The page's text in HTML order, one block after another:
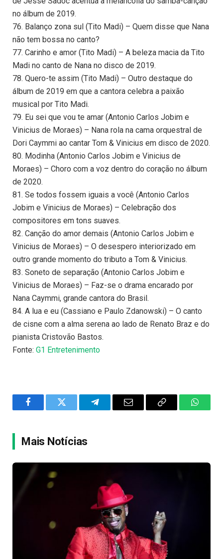
no álbum de 2019.
76. Balanço zona sul (Tito Madi) – Quem disse que Nana
não tem bossa no canto?
77. Carinho e amor (Tito Madi) – A beleza macia da Tito
Madi no canto de Nana no disco de 2019.
78. Quero-te assim (Tito Madi) – Outro destaque do
álbum de 2019 em que a cantora celebra a paixão
musical por Tito Madi.
79. Eu sei que vou te amar (Antonio Carlos Jobim e
Vinicius de Moraes) – Nana rola na cama orquestral de
Dori Caymmi ao cantar Tom & Vinicius em disco de 2020.
80. Modinha (Antonio Carlos Jobim e Vinicius de
Moraes) – Choro com a voz dentro do coração no álbum
de 2020.
81. Se todos fossem iguais a você (Antonio Carlos
Jobim e Vinicius de Moraes) – Celebração dos
compositores em tons suaves.
82. Canção do amor demais (Antonio Carlos Jobim e
Vinicius de Moraes) – O desespero interiorizado em
outro grande momento do tributo a Tom & Vinicius.
83. Soneto de separação (Antonio Carlos Jobim e
Vinicius de Moraes) – Faz-se o drama encarado por
Nana Caymmi, grande cantora do Brasil.
84. A lua e eu (Cassiano e Paulo Zdanowski) – O canto
de cisne com a alma serena ao lado de Renato Braz e do
pianista Cristovão Bastos.
Fonte: G1 Entretenimento
FacebookTwitter TelegramEmail
Copy
Mais Notícias